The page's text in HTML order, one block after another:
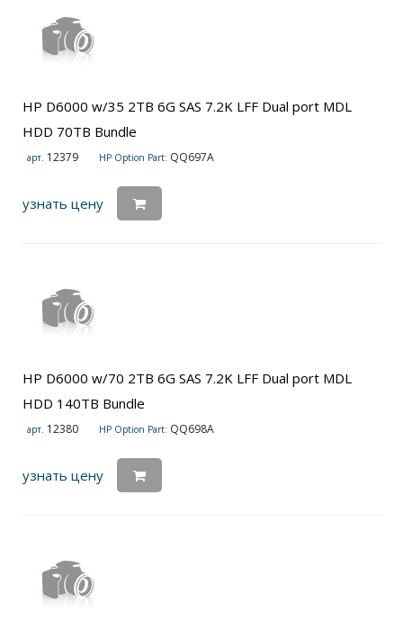
HP D6000 w/35 2TB 6G SAS 7.2K LFF Dual port MDL
HDD 70TB Bundle
арт. 12379 HP Option Part: QQ697A
узнать цену
HP D6000 w/70 2TB 6G SAS 7.2K LFF Dual port MDL
HDD 140TB Bundle
арт. 12380 HP Option Part: QQ698A
узнать цену